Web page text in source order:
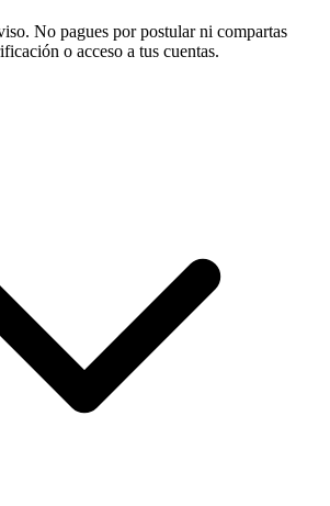
No pagues por postular ni compartas
o acceso a tus cuentas.